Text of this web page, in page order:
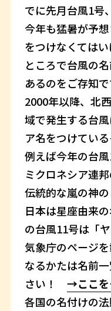
でに先月台風1号
今年も猛暑が予
をつけなくては
ところで台風の
あるのをご存知で
2000年以降、北
域で発生する台
ア名をつけている
例えば今年の台風
ミクロネシア連
伝統的な嵐の神の
日本は星座由来
の台風11号は「
気象庁のページ
なるかたは名前
さい！ →ここを
各国の名付けの